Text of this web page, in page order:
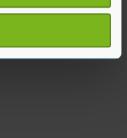
(fingerprinting)
gegevens worden
wijzigen of